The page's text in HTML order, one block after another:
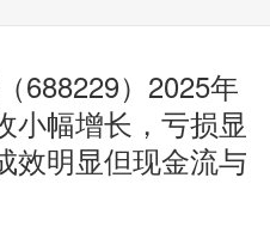
688229）2025年
小幅增长，亏损显
效明显但现金流与